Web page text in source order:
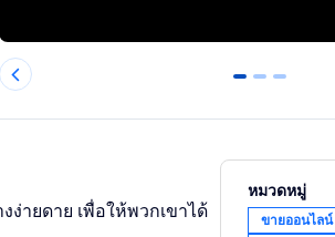
0 1 2
ายดาย เพื่อให้พวกเขาได้
หมวดหมู่
ขายออนไลน์